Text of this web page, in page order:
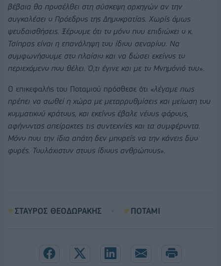
βέβαια θα προσέλθει στη σύσκεψη αρχηγών αν την
συγκαλέσει ο Πρόεδρος της Δημοκρατίας. Χωρίς όμως
ψευδαισθήσεις. Ξέρουμε ότι το μόνο που επιδιώκει ο κ.
Τσίπρας είναι η επανάληψη του ίδιου σεναρίου. Να
συμφωνήσουμε στο πλαίσιο και να δώσει εκείνος το
περιεχόμενο που θέλει. Ό,τι έγινε και με το Μνημόνιό του».
Ο επικεφαλής του Ποταμιού πρόσθεσε ότι «λέγαμε πως
πρέπει να σωθεί η χώρα με μεταρρυθμίσεις και μείωση του
κομματικού κράτους, και εκείνος έβαλε νέους φόρους,
αφήνοντας απείρακτες τις συντεχνίες και τα συμφέροντα.
Μόνο που την ίδια απάτη δεν μπορείς να την κάνεις δυο
φορές. Τουλάχιστον στους ίδιους ανθρώπους».
ΣΤΑΥΡΟΣ ΘΕΟΔΩΡΑΚΗΣ ΠΟΤΑΜΙ